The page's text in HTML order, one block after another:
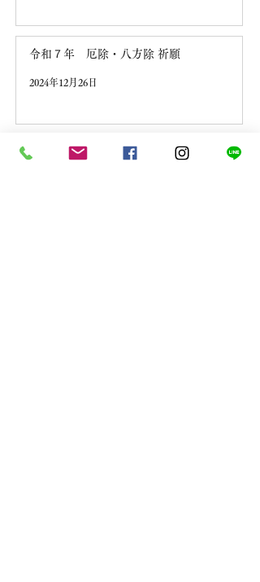
令和７年 厄除・八方除 祈願
2024年12月26日
境内での写真撮影およびマナーについて